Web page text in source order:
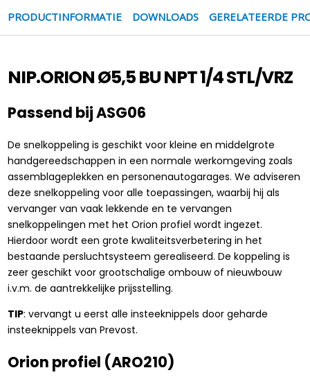
PRODUCTINFORMATIE DOWNLOADS GERELATEERDE
NIP.ORION Ø5,5 BU NPT 1/4 STL/VRZ
Passend bij ASG06
De snelkoppeling is geschikt voor kleine en middelgrote
handgereedschappen in een normale werkomgeving zoals
assemblageplekken en personenautogarages. We adviseren
deze snelkoppeling voor alle toepassingen, waarbij hij als
vervanger van vaak lekkende en te vervangen
snelkoppelingen met het Orion profiel wordt ingezet.
Hierdoor wordt een grote kwaliteitsverbetering in het
bestaande persluchtsysteem gerealiseerd. De koppeling is
zeer geschikt voor grootschalige ombouw of nieuwbouw
i.v.m. de aantrekkelijke prijsstelling.
TIP: vervangt u eerst alle insteeknippels door geharde
insteeknippels van Prevost.
Orion profiel (ARO210)